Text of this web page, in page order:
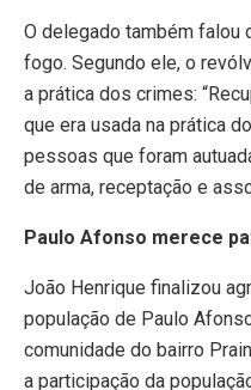
O delegado também falou
fogo. Segundo ele, o
a prática dos crimes:
que era usada na prática
pessoas que foram
de arma, receptação e
Paulo Afonso merece
João Henrique finalizou
população de Paulo
comunidade do bairro
a participação da